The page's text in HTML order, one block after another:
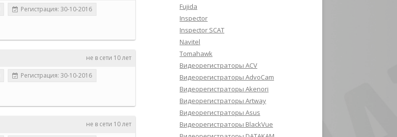
Регистрация: 30-10-2016
не в сети 10 лет
Регистрация: 30-10-2016
не в сети 10 лет
Fujida
Inspector
Inspector SCAT
Navitel
Tomahawk
Видеорегистраторы ACV
Видеорегистраторы AdvoCam
Видеорегистраторы Akenori
Видеорегистраторы Artway
Видеорегистраторы Asus
Видеорегистраторы BlackVue